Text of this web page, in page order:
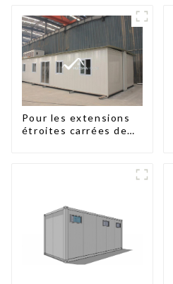
Pour les extensions
étroites carrées de